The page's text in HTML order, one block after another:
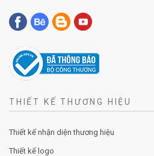
THIẾT KẾ THƯƠNG HIỆU
Thiết kế nhận diện thương hiệu
Thiết kế logo